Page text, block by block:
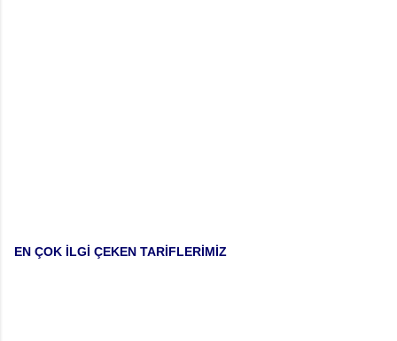
EN ÇOK İLGİ ÇEKEN TARİFLERİMİZ